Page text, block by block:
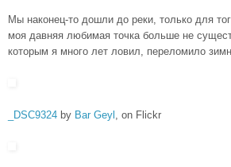
Мы наконец-то дошли до реки, только для
моя давняя любимая точка больше не
которым я много лет ловил, переломило
_DSC9324 by Bar Geyl , on Flickr